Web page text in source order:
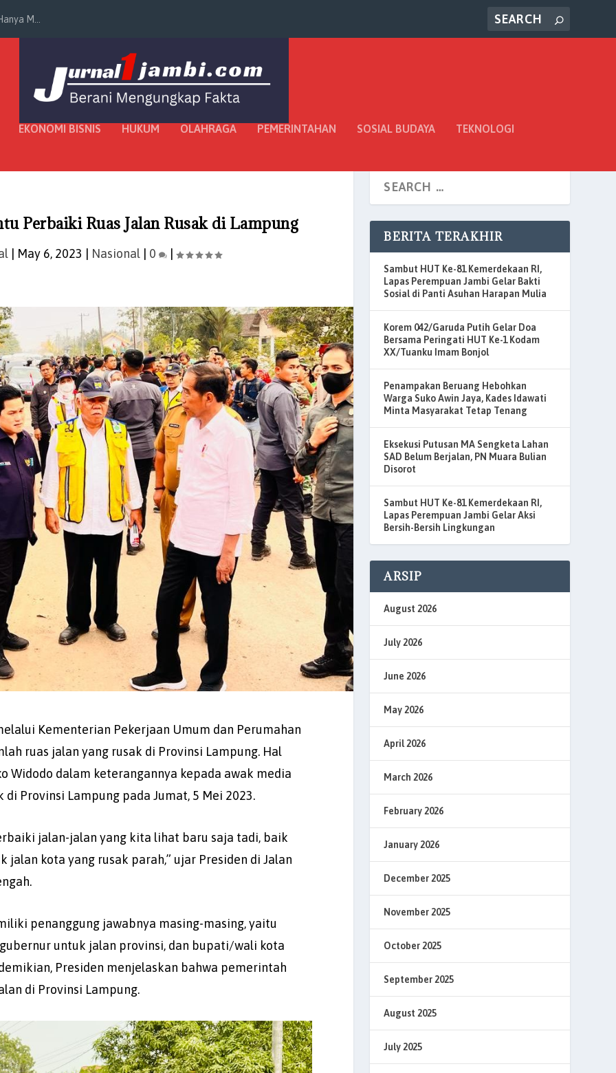
M...
EKONOMI BISNIS HUKUM OLAHRAGA PEMERINTAHAN SOSIAL BUDAYA TEKNOLOGI
Perbaiki Ruas Jalan Rusak di Lampung
| May 6, 2023 | Nasional | 0 |
Kementerian Pekerjaan Umum dan Perumahan
ruas jalan yang rusak di Provinsi Lampung. Hal
Widodo dalam keterangannya kepada awak media
Provinsi Lampung pada Jumat, 5 Mei 2023.
jalan-jalan yang kita lihat baru saja tadi, baik
kota yang rusak parah,” ujar Presiden di Jalan
penanggung jawabnya masing-masing, yaitu
untuk jalan provinsi, dan bupati/wali kota
Presiden menjelaskan bahwa pemerintah
di Provinsi Lampung.
BERITA TERAKHIR
Sambut HUT Ke-81 Kemerdekaan RI,
Lapas Perempuan Jambi Gelar Bakti
Sosial di Panti Asuhan Harapan Mulia
Korem 042/Garuda Putih Gelar Doa
Bersama Peringati HUT Ke-1 Kodam
XX/Tuanku Imam Bonjol
Penampakan Beruang Hebohkan
Warga Suko Awin Jaya, Kades Idawati
Minta Masyarakat Tetap Tenang
Eksekusi Putusan MA Sengketa Lahan
SAD Belum Berjalan, PN Muara Bulian
Disorot
Sambut HUT Ke-81 Kemerdekaan RI,
Lapas Perempuan Jambi Gelar Aksi
Bersih-Bersih Lingkungan
ARSIP
August 2026
July 2026
June 2026
May 2026
April 2026
March 2026
February 2026
January 2026
December 2025
November 2025
October 2025
September 2025
August 2025
July 2025